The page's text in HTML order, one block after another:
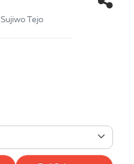
Sujiwo Tejo